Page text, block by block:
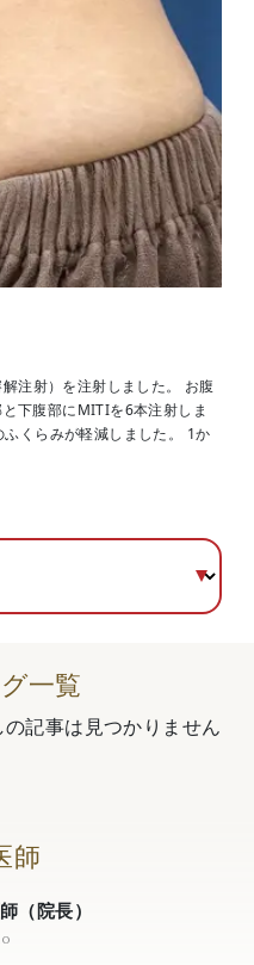
注射）を注射しました。 お腹
下腹部にMITIを6本注射しま
くらみが軽減しました。 1か
一覧
記事は見つかりません
師
（院長）